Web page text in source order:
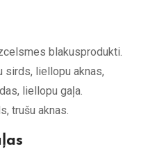
blakusprodukti.
sirds, liellopu aknas,
liellopu gaļa.
trušu aknas.